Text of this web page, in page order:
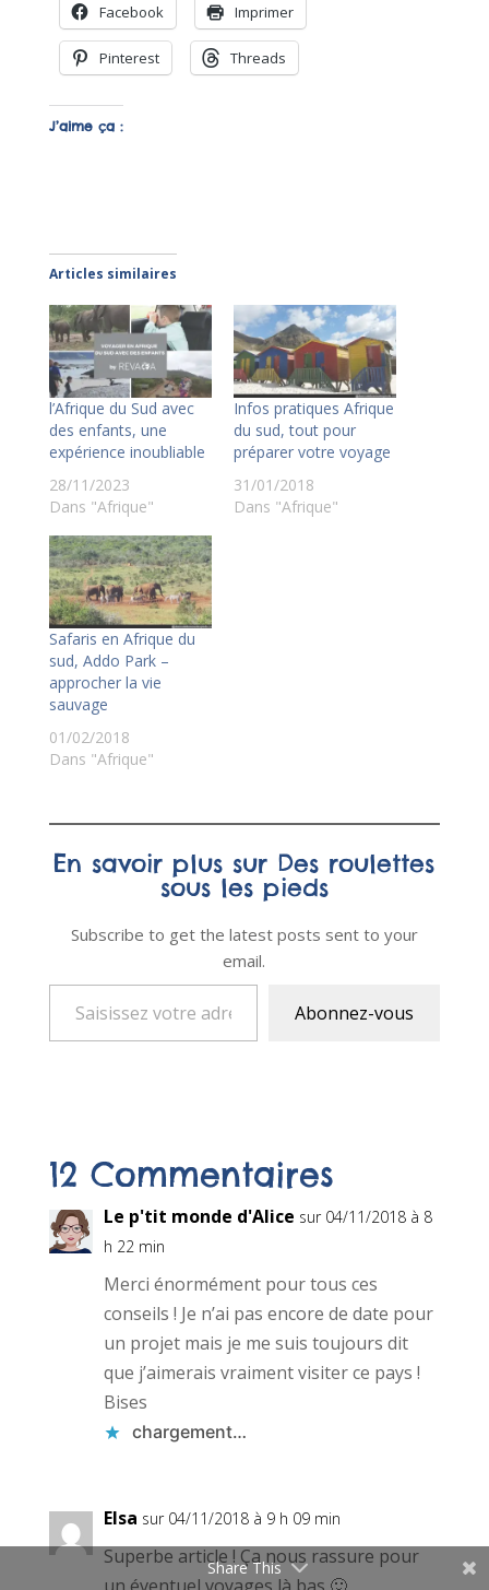
Facebook Imprimer
Pinterest Threads
J’aime ça :
Articles similaires
l’Afrique du Sud avec
des enfants, une
expérience inoubliable
28/11/2023
Dans "Afrique"
Infos pratiques Afrique
du sud, tout pour
préparer votre voyage
31/01/2018
Dans "Afrique"
Safaris en Afrique du
sud, Addo Park –
approcher la vie
sauvage
01/02/2018
Dans "Afrique"
En savoir plus sur Des roulettes
sous les pieds
Subscribe to get the latest posts sent to your
email.
Saisissez votre adresse e-mail…
Abonnez-vous
12 Commentaires
Le p'tit monde d'Alice sur 04/11/2018 à 8
h 22 min
Merci énormément pour tous ces
conseils ! Je n’ai pas encore de date pour
un projet mais je me suis toujours dit
que j’aimerais vraiment visiter ce pays !
Bises
chargement…
Elsa sur 04/11/2018 à 9 h 09 min
Superbe article ! Ça nous rassure pour
Share This